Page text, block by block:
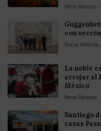
Perro Páramo
con
Sonia Alfonso
La noble
arrojar al
México
Perro Páramo
Santiago
casas